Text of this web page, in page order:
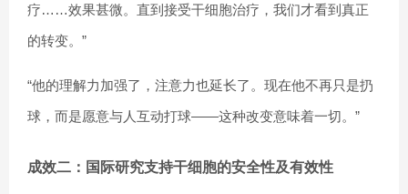
疗……效果甚微。直到接受干细胞治疗，我们才看到真正
的转变。”
“他的理解力加强了，注意力也延长了。现在他不再只是扔
球，而是愿意与人互动打球——这种改变意味着一切。”
成效二：国际研究支持干细胞的安全性及有效性